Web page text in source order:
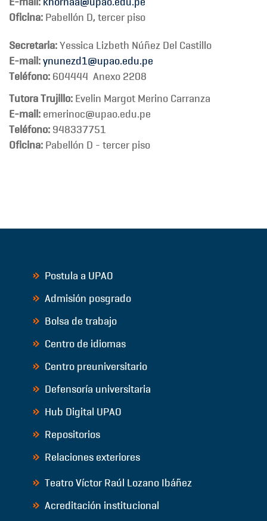
Oficina: Pabellón D, tercer piso
Secretaria:Yessica Lizbeth Núñez Del Castillo
E-mail:ynunezd1@upao.edu.pe
Teléfono: 604444 Anexo 2208
Tutora Trujillo: Evelin Margot Merino Carranza
E-mail: emerinoc@upao.edu.pe
Teléfono: 948337751
Oficina: Pabellón D - tercer piso
Postula a UPAO
Admisión posgrado
Bolsa de trabajo
Centro de idiomas
Centro preuniversitario
Defensoría universitaria
Hub Digital UPAO
Repositorios
Relaciones exteriores
Teatro Víctor Raúl Lozano Ibáñez
Acreditación institucional